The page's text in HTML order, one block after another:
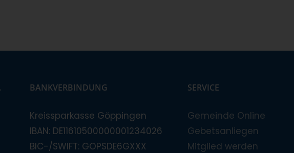
BANKVERBINDUNG
Kreissparkasse Göppingen
IBAN: DE11610500000001234026
BIC-/SWIFT: GOPSDE6GXXX
SERVICE
Gemeinde Online
Gebetsanliegen
Mitglied werden